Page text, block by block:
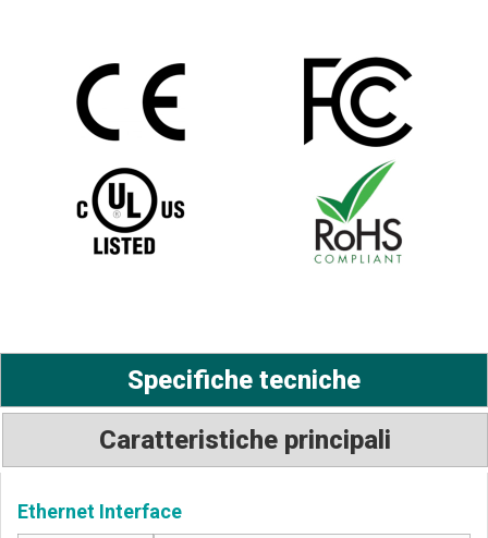
Specifiche tecniche
Caratteristiche principali
Ethernet Interface